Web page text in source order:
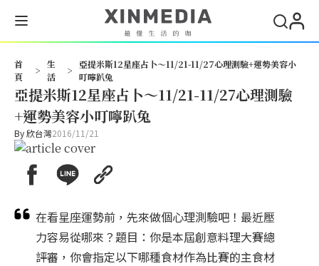
首
頁
>
生
活
>
亞提米斯12星座占卜～11/21-11/27心理測驗+運勢美容小
叮嚀趴兔
亞提米斯12星座占卜～11/21-11/27心理測驗
+運勢美容小叮嚀趴兔
By欣台灣2016/11/21
在看星座運勢前，先來做個心理測驗吧！最近壓
力容易從哪來？題目：你是本屆創意料理大賽總
評審，你會指定以下哪種食材作為比賽的主食材